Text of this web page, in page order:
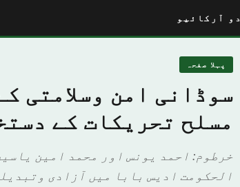
آرکائیو
پہلا صفحہ
سوڈانی امن وسلامتی
مسلح تحریکات کے
خرطوم: احمد یونس اور محمد امین
الحکومت ادیس بابا میں آزادی